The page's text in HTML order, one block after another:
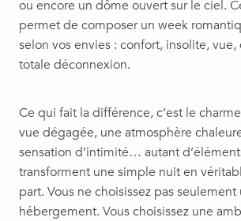
ou encore un dôme ouvert sur le ciel.
permet de composer un week
selon vos envies : confort, insolite,
totale déconnexion.
Ce qui fait la différence, c’est le
vue dégagée, une atmosphère
sensation d’intimité… autant
transforment une simple nuit en
part. Vous ne choisissez pas seulement
hébergement. Vous choisissez une